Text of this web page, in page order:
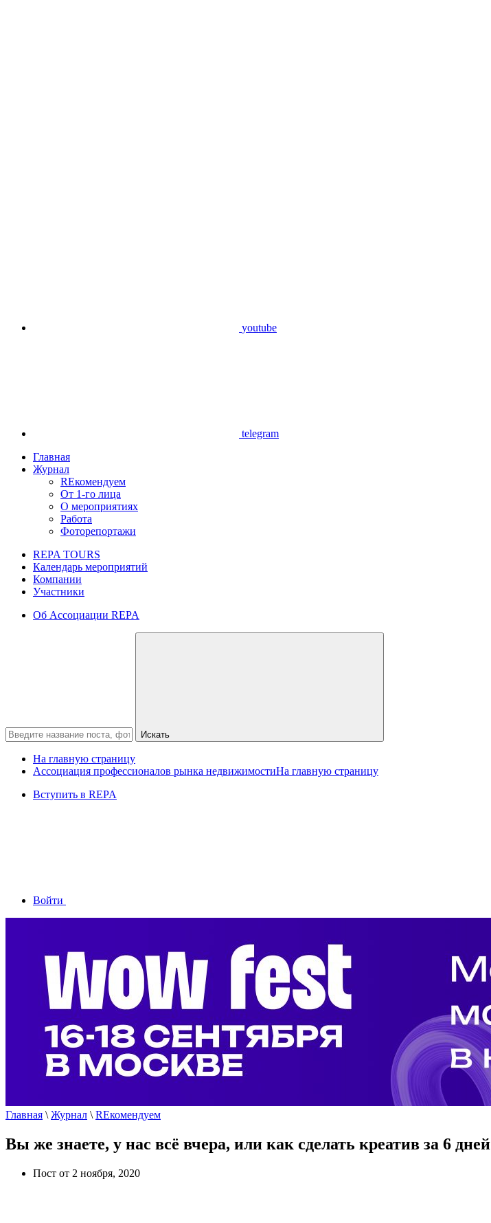
youtube
telegram
Главная
Журнал
REкомендуем
От 1-го лица
О мероприятиях
Работа
Фоторепортажи
REPA TOURS
Календарь мероприятий
Компании
Участники
Об Ассоциации REPA
Искать
На главную страницу
Ассоциация профессионалов рынка недвижимостиНа главную страницу
Вступить в REPA
Войти
Главная \ Журнал \ REкомендуем
Вы же знаете, у нас всё вчера, или как сделать креатив за 6 дней
Пост от 2 ноября, 2020